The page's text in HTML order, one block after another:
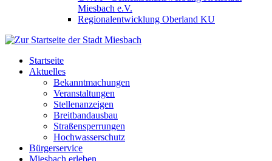
Miesbach e.V.
Regionalentwicklung Oberland KU
Startseite
Aktuelles
Bekanntmachungen
Veranstaltungen
Stellenanzeigen
Breitbandausbau
Straßensperrungen
Hochwasserschutz
Bürgerservice
Miesbach erleben